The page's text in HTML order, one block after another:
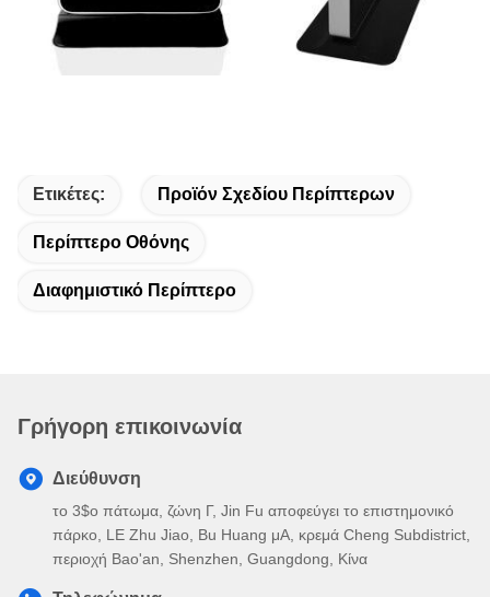
Ετικέτες: Προϊόν Σχεδίου Περίπτερων
Περίπτερο Οθόνης
Διαφημιστικό Περίπτερο
Γρήγορη επικοινωνία
Διεύθυνση
το 3$ο πάτωμα, ζώνη Γ, Jin Fu αποφεύγει το επιστημονικό
πάρκο, LE Zhu Jiao, Bu Huang μΑ, κρεμά Cheng Subdistrict,
περιοχή Bao'an, Shenzhen, Guangdong, Κίνα